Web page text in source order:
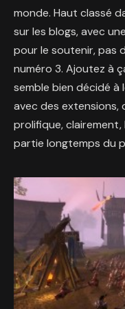
monde. Haut classé
sur les blogs, avec
pour le soutenir, pas
numéro 3. Ajoutez à
semble bien décidé à
avec des extensions,
prolifique, clairement,
partie longtemps du